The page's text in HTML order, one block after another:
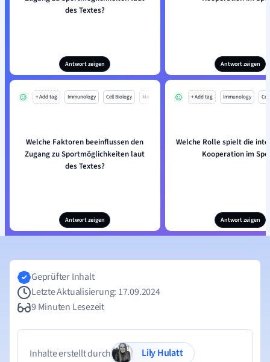
des Textes?
Antwort zeigen Antwort zeigen
+ Add tag Immunology Cell Biology Mo
Welche Faktoren beeinflussen den
Zugang zu Sportmöglichkeiten laut
des Textes?
Antwort zeigen
+ Add tag Immunology
Welche Rolle spielt die
Kooperation im
Antwort zeigen
Geprüfter Inhalt
Letzte Aktualisierung: 17.09.2024
9 Minuten Lesezeit
Inhalte erstellt durch
Lily Hulatt